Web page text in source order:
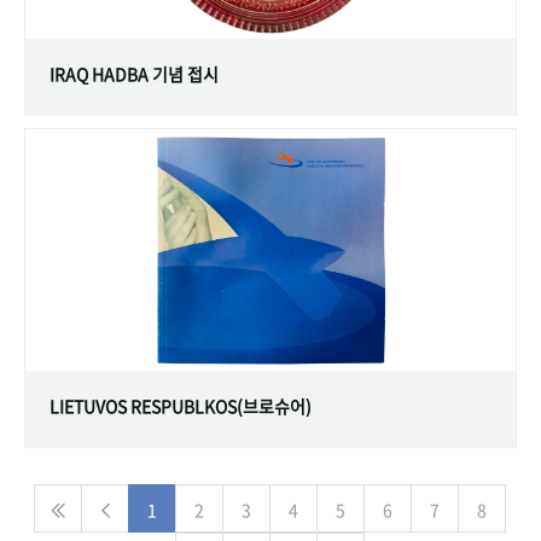
IRAQ HADBA 기념 접시
LIETUVOS RESPUBLKOS(브로슈어)
1 2 3 4 5 6 7 8